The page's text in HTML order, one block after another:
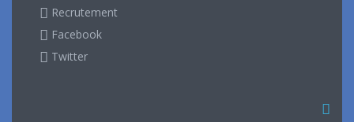
Recrutement
Facebook
Twitter